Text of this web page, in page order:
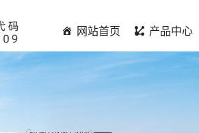
网站首页 产品中心